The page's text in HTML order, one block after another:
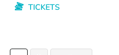
TICKETS